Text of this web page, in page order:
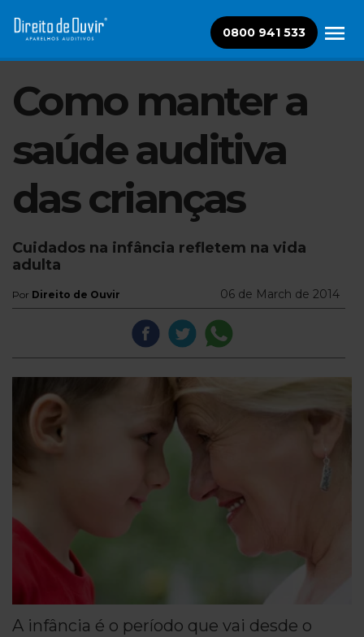
0800 941 533
Como manter a
saúde auditiva
das crianças
Cuidados na infância refletem na vida
adulta
Por Direito de Ouvir 06 de March de 2014
A infância é o período que vai desde o